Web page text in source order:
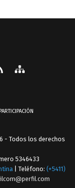
- Todos los derechos
5346433
| Teléfono: (+5411)